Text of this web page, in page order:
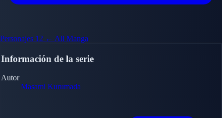
Personajes 12 ← All Manga
Información de la serie
Autor
Masami Kurumada